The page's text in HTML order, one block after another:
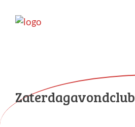
Zaterdagavondclub